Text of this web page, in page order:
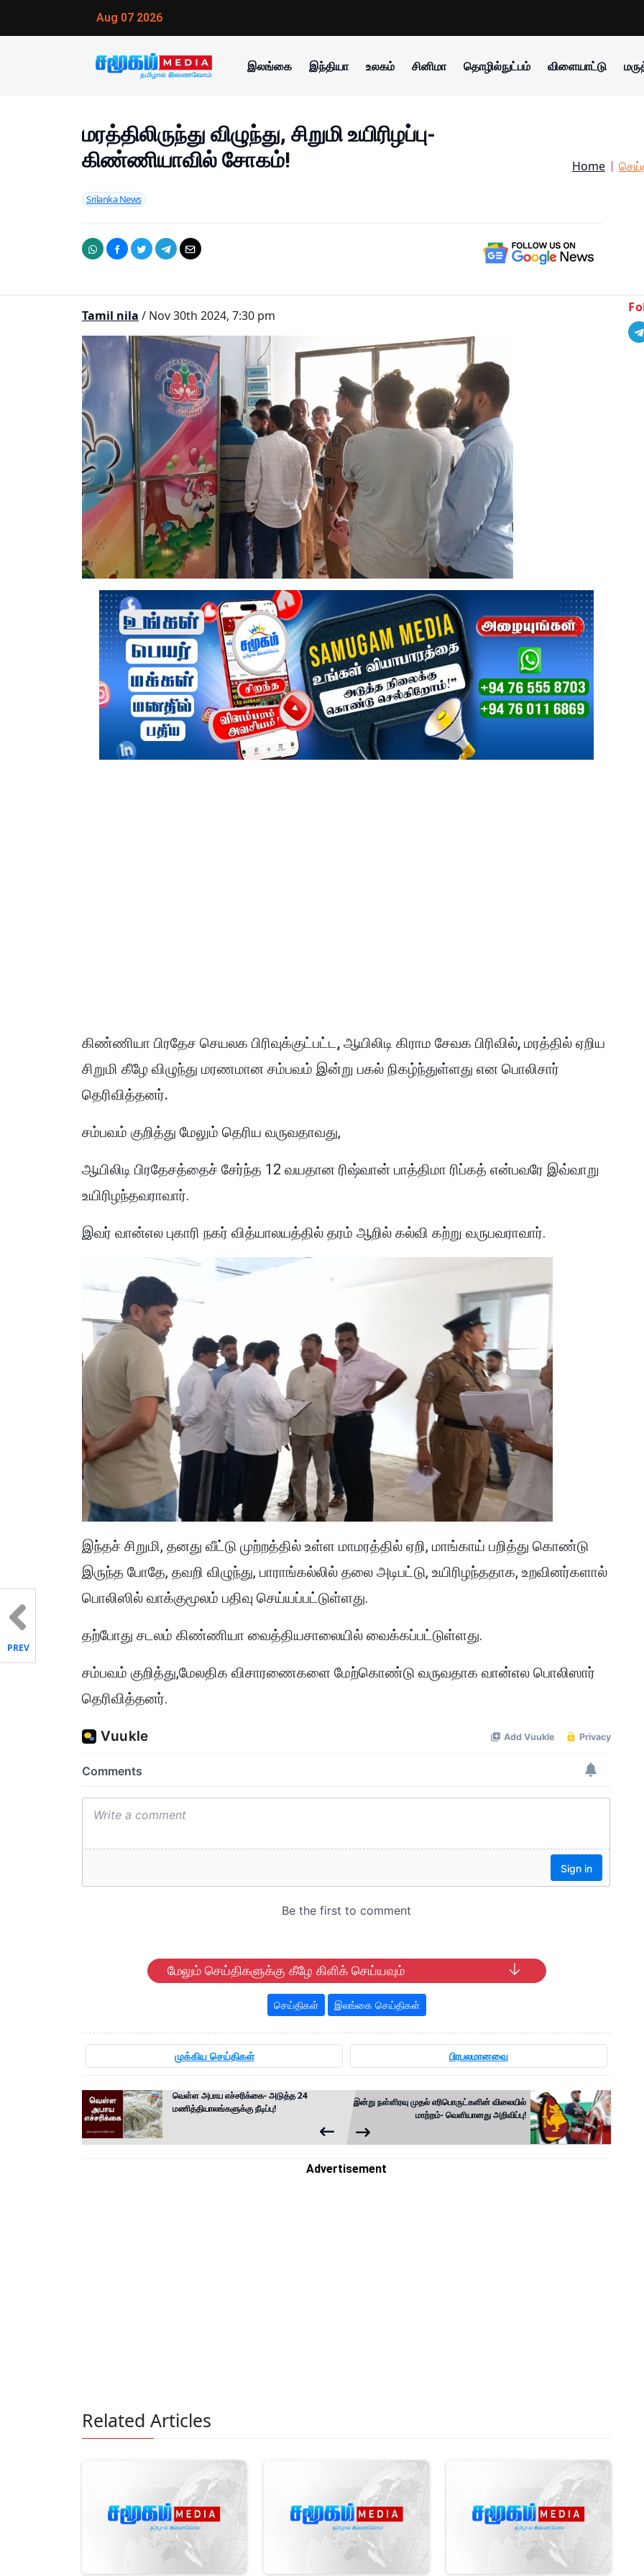
Aug 07 2026
இலங்கை இந்தியா உலகம் சினிமா தொழில்நுட்பம் விளையாட்டு
மரத்திலிருந்து விழுந்து, சிறுமி உயிரிழப்பு-
கிண்ணியாவில் சோகம்!
Srilanka News
Home
Tamil nila / Nov 30th 2024, 7:30 pm
கிண்ணியா பிரதேச செயலக பிரிவுக்குட்பட்ட, ஆயிலிடி கிராம சேவக பிரிவில், மரத்தில் ஏறிய
சிறுமி கீழே விழுந்து மரணமான சம்பவம் இன்று பகல் நிகழ்ந்துள்ளது என பொலிசார்
தெரிவித்தனர்.
சம்பவம் குறித்து மேலும் தெரிய வருவதாவது,
ஆயிலிடி பிரதேசத்தைச் சேர்ந்த 12 வயதான ரிஷ்வான் பாத்திமா ரிப்கத் என்பவரே இவ்வாறு
உயிரிழந்தவராவார்.
இவர் வான்எல புகாரி நகர் வித்யாலயத்தில் தரம் ஆறில் கல்வி கற்று வருபவராவார்.
இந்தச் சிறுமி, தனது வீட்டு முற்றத்தில் உள்ள மாமரத்தில் ஏறி, மாங்காய் பறித்து கொண்டு
இருந்த போதே, தவறி விழுந்து, பாராங்கல்லில் தலை அடிபட்டு, உயிரிழந்ததாக, உறவினர்களால்
பொலிஸில் வாக்குமூலம் பதிவு செய்யப்பட்டுள்ளது.
தற்போது சடலம் கிண்ணியா வைத்தியசாலையில் வைக்கப்பட்டுள்ளது.
சம்பவம் குறித்து,மேலதிக விசாரணைகளை மேற்கொண்டு வருவதாக வான்எல பொலிஸார்
தெரிவித்தனர்.
மேலும் செய்திகளுக்கு கீழே கிளிக் செய்யவும்
செய்திகள் இலங்கை செய்திகள்
முக்கிய செய்திகள் பிரபலமானவை
வெள்ள அபாய எச்சரிக்கை- அடுத்த 24
மணித்தியாலங்களுக்கு நீடிப்பு!
இன்று நள்ளிரவு முதல் எரிபொருட்களின் விலையில்
மாற்றம்- வெளியானது அறிவிப்பு!
PREV
Advertisement
Related Articles